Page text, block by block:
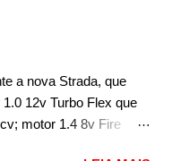
que mais se
em 3 versões de
do hatch e o sedan, a
para a solução
do módulo de
e HCP). Para
também, será
a nova Strada, que
12v Turbo Flex que
motor 1.4 8v Fire